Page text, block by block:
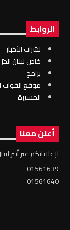
الروابط
نشرات الأخبار
خاص لبنان الحرّ
برامج
موقع القوات
المسيرة
أعلن معنا
لإعلاناتكم عبر أثير
01561639
01561640